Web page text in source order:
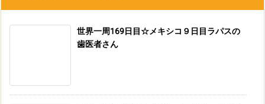
世界一周169日目☆メキシコ９日目ラパスの
歯医者さん